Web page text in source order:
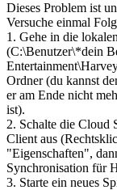
Dieses Problem ist
Versuche einmal
1. Gehe in die
(C:\Benutzer\*dein
Ordner (du kannst
er am Ende nicht
ist).
2. Schalte die Cloud
Client aus
"Eigenschaften",
Synchronisation für
3. Starte ein neues